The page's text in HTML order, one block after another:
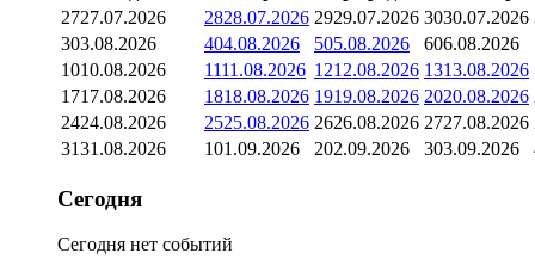
2727.07.2026 2828.07.2026 2929.07.2026 3030.07.2026
303.08.2026 404.08.2026 505.08.2026 606.08.2026
1010.08.2026 1111.08.2026 1212.08.2026 1313.08.2026
1717.08.2026 1818.08.2026 1919.08.2026 2020.08.2026
2424.08.2026 2525.08.2026 2626.08.2026 2727.08.2026
3131.08.2026 101.09.2026 202.09.2026 303.09.2026
Сегодня
Сегодня нет событий